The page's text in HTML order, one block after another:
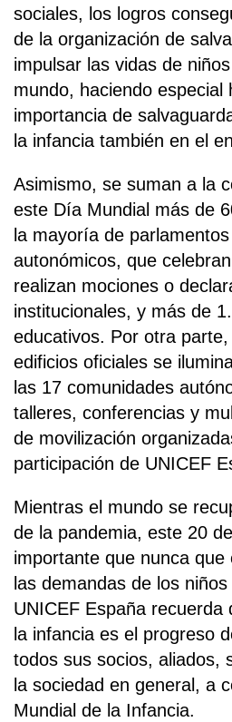
sociales, los logros
de la organización de
impulsar las vidas de
mundo, haciendo especial
importancia de
la infancia también en el
Asimismo, se suman a la
este Día Mundial más de
la mayoría de
autonómicos, que
realizan mociones o
institucionales, y más de
educativos. Por otra
edificios oficiales se
las 17 comunidades
talleres, conferencias y
de movilización
participación de UNICEF
Mientras el mundo se
de la pandemia, este 20
importante que nunca que
las demandas de los
UNICEF España recuerda
la infancia es el progreso
todos sus socios, aliados,
la sociedad en general, a
Mundial de la Infancia.